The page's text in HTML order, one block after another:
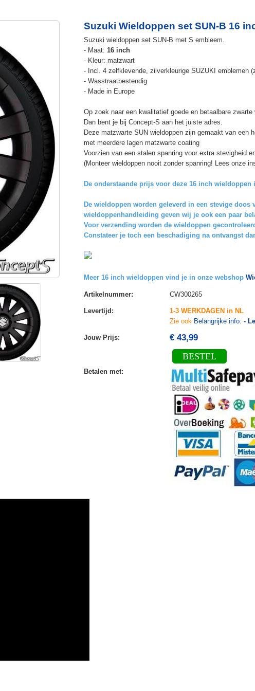
Suzuki Wieldoppen set SUN-B 16
Suzuki wieldoppen set SUN-B met S embleem.
- Maat: 16 inch
- Kleur: matzwart
- Incl. 4 zelfklevende, zilverkleurige SUZUKI emblemen
- Wasstraatbestendig
- Made in Europe
Op zoek naar een kwalitatief goede en betaalbare
Dan bent je bij Concept-S aan het juiste adres.
Deze matzwarte SUN wieldoppen zijn gemaakt van een
met meerdere lagen matzwarte coating
Voorzien van een stalen spanring voor extra stevigheid
(Monteer wieldoppen nooit zonder spanring! Lees onze
De onderstaande prijs voor deze 16 inch
De wieldoppen worden geleverd in een stevige
wieldoppenhandleiding geven wij je ook een paar
Voor verzending worden de wieldoppen
Constateer je toch een beschadiging na ontvangst
Meer 16 inch wieldoppen vind je in onze webshop
Artikelnummer: CW300265
Levertijd:
1-3 WERKDAGEN in NL
Zie ook Belangrijke info: -
Jouw Prijs: € 43,99
BESTEL
Betalen met: